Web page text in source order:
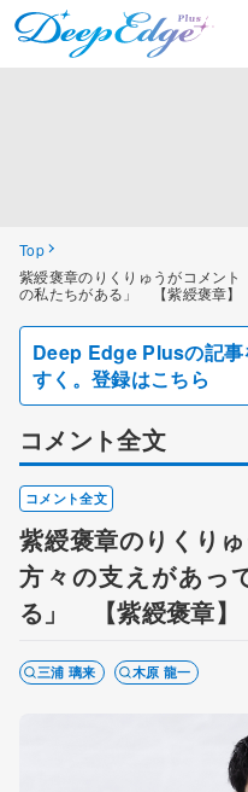
Top
紫綬褒章のりくりゅうがコメン
の私たちがある」 【紫綬褒章】
Deep Edge Plusの記
すく。登録はこちら
コメント全文
コメント全文
紫綬褒章のりくり
方々の支えがあっ
る」 【紫綬褒章】
三浦 璃来 木原 龍一